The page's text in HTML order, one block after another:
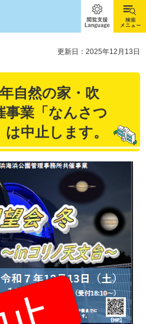
閲覧支
援
Language
検索メ
ニュー
更新日：2025年12月13日
自然の家・吹
事業「なんさつ
中止します。